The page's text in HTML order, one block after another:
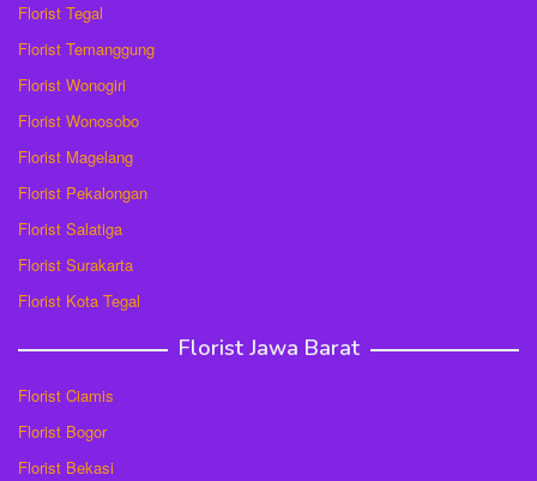
Florist Tegal
Florist Temanggung
Florist Wonogiri
Florist Wonosobo
Florist Magelang
Florist Pekalongan
Florist Salatiga
Florist Surakarta
Florist Kota Tegal
Florist Jawa Barat
Florist Ciamis
Florist Bogor
Florist Bekasi